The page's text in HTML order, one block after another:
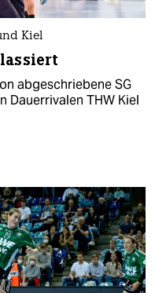
Kiel
abgeschriebene SG
Dauerrivalen THW Kiel